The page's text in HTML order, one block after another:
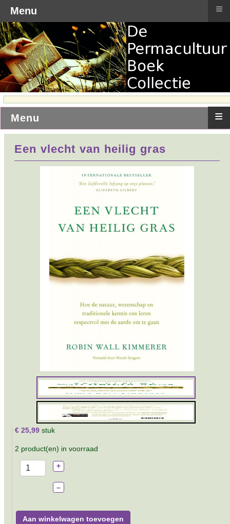
Menu ≡
Een vlecht van heilig gras
€ 25,99 stuk
2 product(en) in voorraad
+
–
Aan winkelwagen toevoegen
Menu ≡